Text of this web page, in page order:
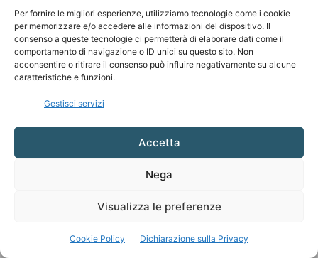
Per fornire le migliori esperienze, utilizziamo tecnologie come i cookie
per memorizzare e/o accedere alle informazioni del dispositivo. Il
consenso a queste tecnologie ci permetterà di elaborare dati come il
comportamento di navigazione o ID unici su questo sito. Non
acconsentire o ritirare il consenso può influire negativamente su alcune
caratteristiche e funzioni.
Gestisci servizi
Accetta
Nega
Visualizza le preferenze
Cookie Policy Dichiarazione sulla Privacy